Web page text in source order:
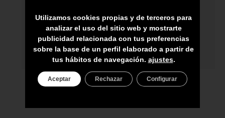
ASESORAMIENTO PERSONAL
PRECIO DEL PRODUCTO NO INCLUYE
Utilizamos cookies propias y de terceros para
analizar el uso del sitio web y mostrarte
publicidad relacionada con tus preferencias
sobre la base de un perfil elaborado a partir de
tus hábitos de navegación. ajustes.
Aceptar Rechazar Configurar